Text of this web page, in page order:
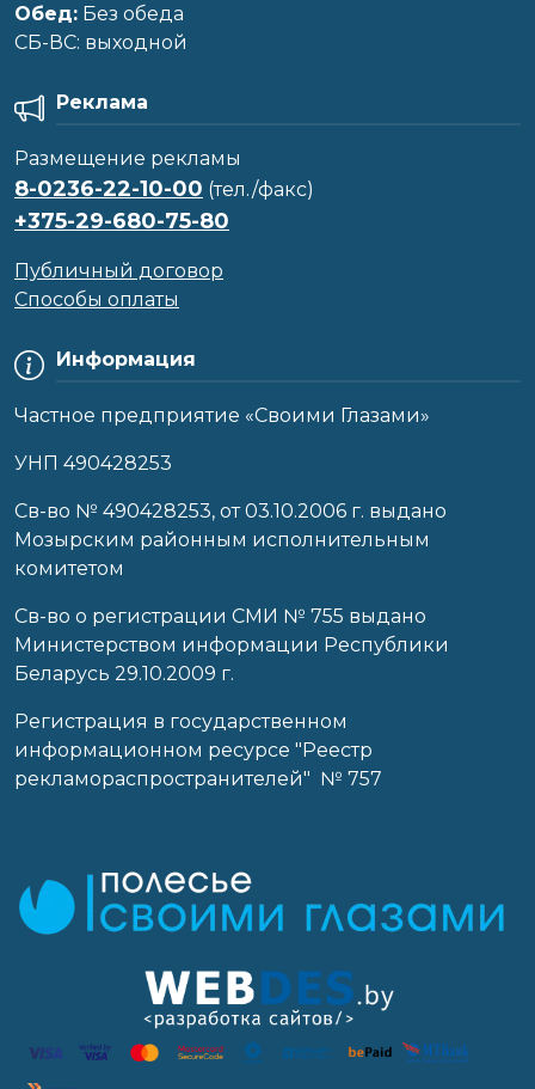
Обед: Без обеда
CБ-ВС: выходной
Информация
Частное предприятие «Своими Глазами»
УНП 490428253
Cв-во № 490428253, от 03.10.2006 г. выдано
Мозырским районным исполнительным
комитетом
Св-во о регистрации СМИ № 755 выдано
Министерством информации Республики
Беларусь 29.10.2009 г.
Регистрация в государственном
информационном ресурсе "Реестр
рекламораспространителей" № 757
Реклама
Размещение рекламы
8-0236-22-10-00 (тел./факс)
+375-29-680-75-80
Публичный договор
Способы оплаты